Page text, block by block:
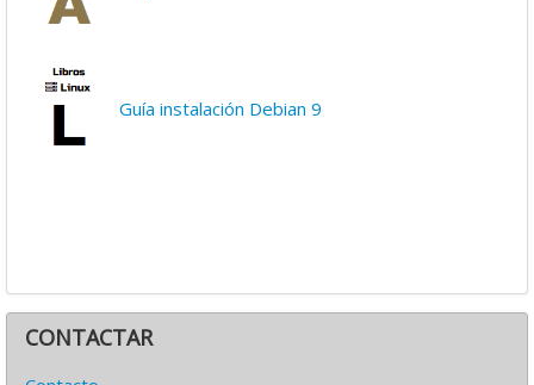
Guía instalación Debian 9
CONTACTAR